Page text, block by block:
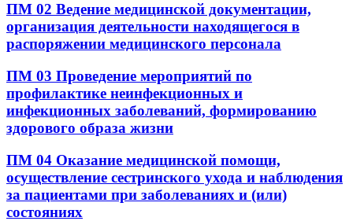
ПМ 02 Ведение медицинской документации,
организация деятельности находящегося в
распоряжении медицинского персонала
ПМ 03 Проведение мероприятий по
профилактике неинфекционных и
инфекционных заболеваний, формированию
здорового образа жизни
ПМ 04 Оказание медицинской помощи,
осуществление сестринского ухода и наблюдения
за пациентами при заболеваниях и (или)
состояниях